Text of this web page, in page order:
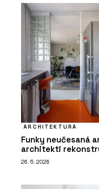
ARCHITEKTURA
Funky neučesaná
architekti
26. 5. 2026